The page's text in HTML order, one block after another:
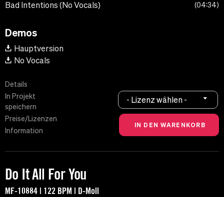
Bad Intentions (No Vocals) 04:34
Demos
Hauptversion
No Vocals
Details
In Projekt
speichern
Preise/Lizenzen
Information
- Lizenz wählen -
Do It All For You
MF-10884 | 122 BPM | D-Moll